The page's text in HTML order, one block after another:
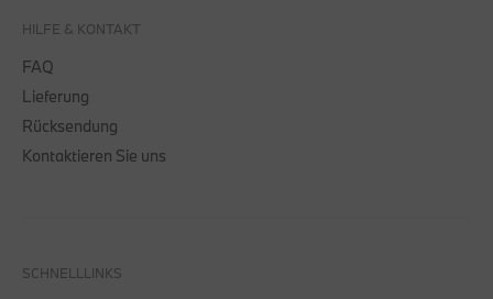
HILFE & KONTAKT
FAQ
Lieferung
Rücksendung
Kontaktieren Sie uns
SCHNELLLINKS